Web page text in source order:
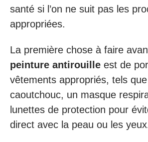
santé si l’on ne suit pas les
appropriées.
La première chose à faire
peinture antirouille est de
vêtements appropriés, tels
caoutchouc, un masque
lunettes de protection pour
direct avec la peau ou les